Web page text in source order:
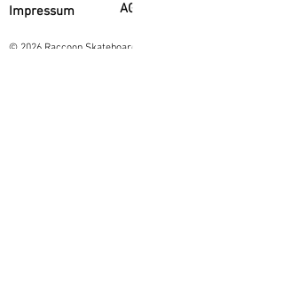
Impressum
AGB
© 2026 Raccoon Skateboarding